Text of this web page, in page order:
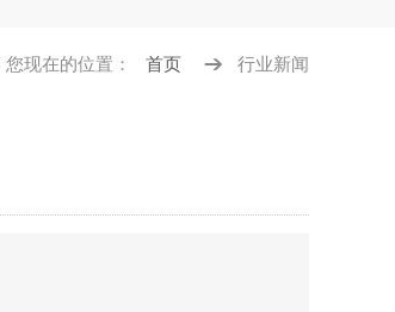
您现在的位置： 首页 行业新闻